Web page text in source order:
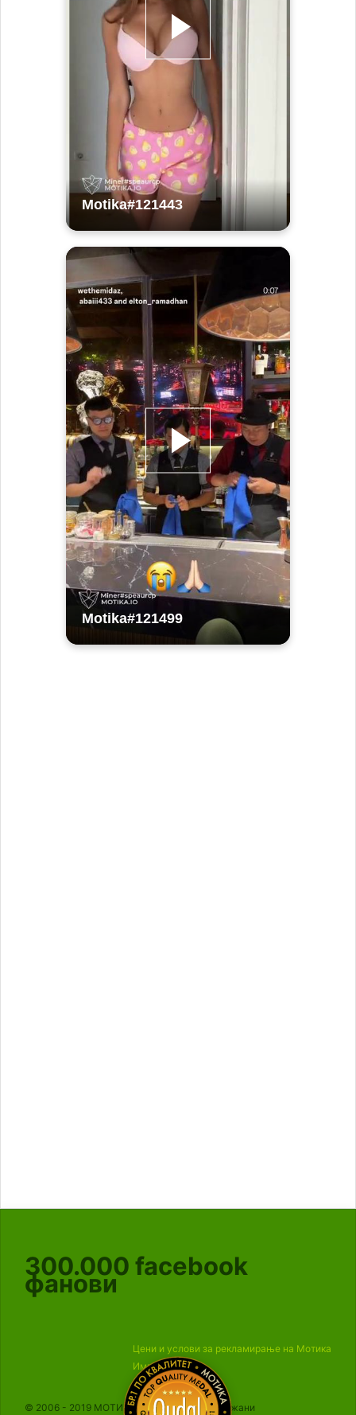
300.000 facebook
фанови
Цени и услови за рекламирање на Мотика
Импресум
© 2006 - 2019 МОТИКА, Сите права се задржани